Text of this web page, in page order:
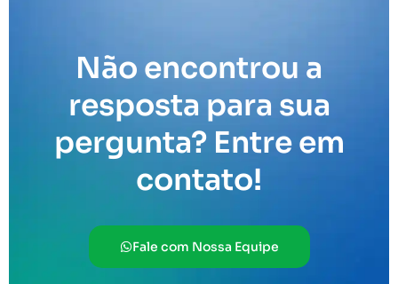
Não encontrou a
resposta para sua
pergunta? Entre em
contato!
Fale com Nossa Equipe